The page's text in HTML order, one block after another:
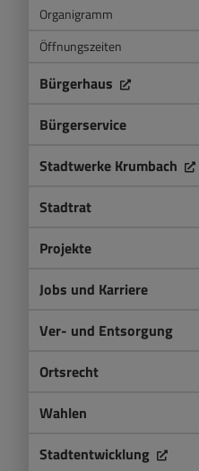
Organigramm
Öffnungszeiten
Bürgerhaus
Bürgerservice
Stadtwerke Krumbach
Stadtrat
Projekte
Jobs und Karriere
Ver- und Entsorgung
Ortsrecht
Wahlen
Stadtentwicklung